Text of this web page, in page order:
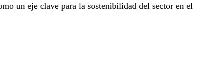
un eje clave para la sostenibilidad del sector en el